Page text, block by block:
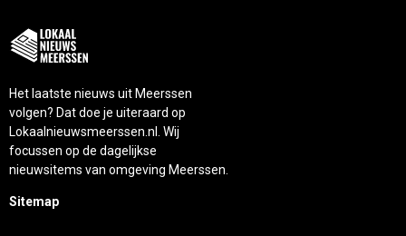
Het laatste nieuws uit Meerssen
volgen? Dat doe je uiteraard op
Lokaalnieuwsmeerssen.nl. Wij
focussen op de dagelijkse
nieuwsitems van omgeving Meerssen.
Sitemap